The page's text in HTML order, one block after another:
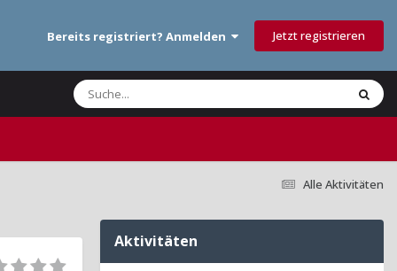
Bereits registriert? Anmelden Jetzt registrieren
Alle Aktivitäten
Aktivitäten